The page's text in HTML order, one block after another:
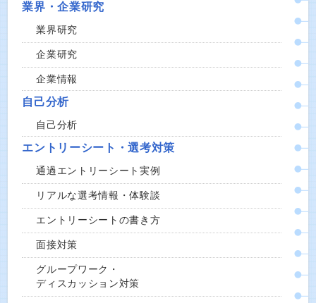
業界・企業研究
業界研究
企業研究
企業情報
自己分析
自己分析
エントリーシート・選考対策
通過エントリーシート実例
リアルな選考情報・体験談
エントリーシートの書き方
面接対策
グループワーク・
ディスカッション対策